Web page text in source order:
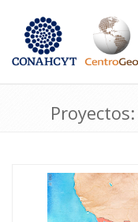
Proyectos: